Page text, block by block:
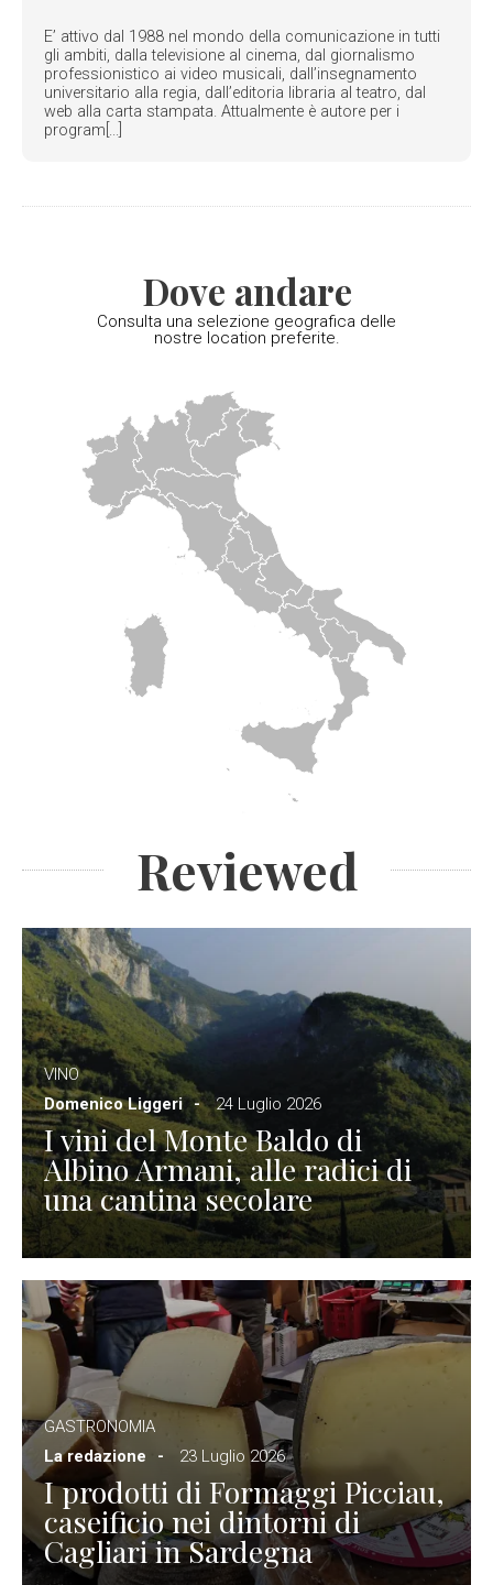
E’ attivo dal 1988 nel mondo della comunicazione in tutti
gli ambiti, dalla televisione al cinema, dal giornalismo
professionistico ai video musicali, dall’insegnamento
universitario alla regia, dall’editoria libraria al teatro, dal
web alla carta stampata. Attualmente è autore per i
program[...]
Dove andare
Consulta una selezione geografica delle
nostre location preferite.
Reviewed
VINO
Domenico Liggeri
24 Luglio 2026
I vini del Monte Baldo di
Albino Armani, alle radici di
una cantina secolare
GASTRONOMIA
La redazione
23 Luglio 2026
I prodotti di Formaggi Picciau,
caseificio nei dintorni di
Cagliari in Sardegna